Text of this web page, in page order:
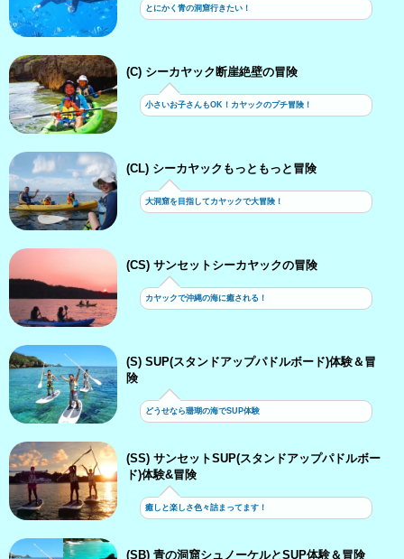
とにかく青の洞窟行きたい！
(C) シーカヤック断崖絶壁の冒険
小さいお子さんもOK！カヤックのプチ冒険！
(CL) シーカヤックもっともっと冒険
大洞窟を目指してカヤックで大冒険！
(CS) サンセットシーカヤックの冒険
カヤックで沖縄の海に癒される！
(S) SUP(スタンドアップパドルボード)体験＆冒
険
どうせなら珊瑚の海でSUP体験
(SS) サンセットSUP(スタンドアップパドルボー
ド)体験&冒険
癒しと楽しさ色々詰まってます！
(SB) 青の洞窟シュノーケルとSUP体験＆冒険